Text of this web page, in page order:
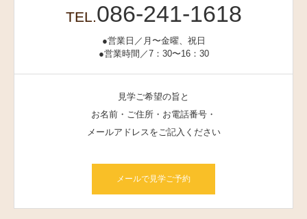
TEL.086-241-1618
●営業日／月〜金曜、祝日
●営業時間／7：30〜16：30
見学ご希望の旨と
お名前・ご住所・お電話番号・
メールアドレスをご記入ください
メールで見学ご予約